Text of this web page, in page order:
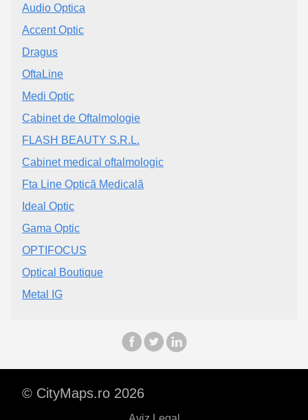
Audio Optica
Accent Optic
Dragus
OftaLine
Medi Optic
Cabinet de Oftalmologie
FLASH BEAUTY S.R.L.
Cabinet medical oftalmologic
Fta Line Optică Medicală
Ideal Optic
Gama Optic
OPTIFOCUS
Optical Boutique
Metal IG
© CityMaps.ro 2026